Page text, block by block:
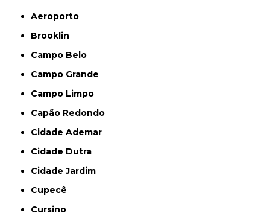
Aeroporto
Brooklin
Campo Belo
Campo Grande
Campo Limpo
Capão Redondo
Cidade Ademar
Cidade Dutra
Cidade Jardim
Cupecê
Cursino